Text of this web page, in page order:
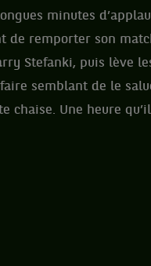
minutes
de remporter son
Stefanki, puis lève
semblant de le
Une heure qu’il